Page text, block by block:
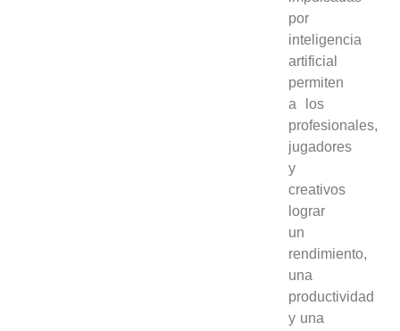
por
inteligencia
artificial
permiten
a los
profesionales,
jugadores
y
creativos
lograr
un
rendimiento,
una
productividad
y una